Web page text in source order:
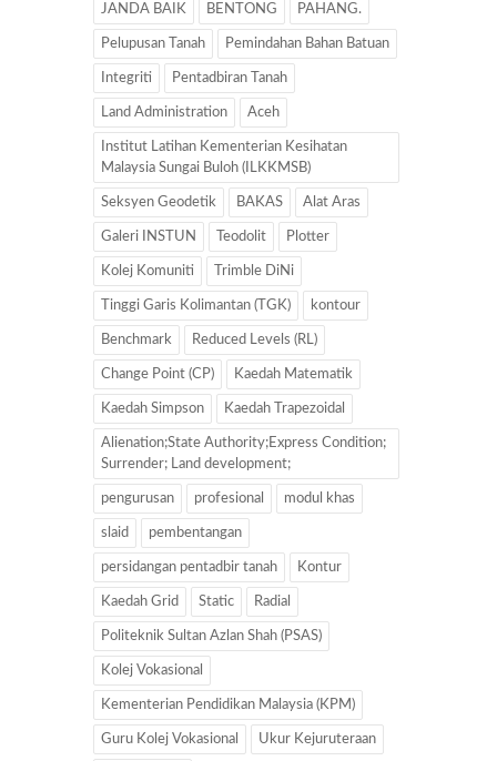
JANDA BAIK BENTONG PAHANG.
Pelupusan Tanah Pemindahan Bahan Batuan
Integriti Pentadbiran Tanah
Land Administration Aceh
Institut Latihan Kementerian Kesihatan
Malaysia Sungai Buloh (ILKKMSB)
Seksyen Geodetik BAKAS Alat Aras
Galeri INSTUN Teodolit Plotter
Kolej Komuniti Trimble DiNi
Tinggi Garis Kolimantan (TGK) kontour
Benchmark Reduced Levels (RL)
Change Point (CP) Kaedah Matematik
Kaedah Simpson Kaedah Trapezoidal
Alienation;State Authority;Express Condition;
Surrender; Land development;
pengurusan profesional modul khas
slaid pembentangan
persidangan pentadbir tanah Kontur
Kaedah Grid Static Radial
Politeknik Sultan Azlan Shah (PSAS)
Kolej Vokasional
Kementerian Pendidikan Malaysia (KPM)
Guru Kolej Vokasional Ukur Kejuruteraan